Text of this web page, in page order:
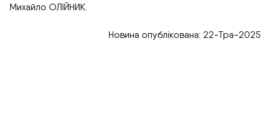
Михайло ОЛІЙНИК.
Новина опублікована: 22-Тра-2025